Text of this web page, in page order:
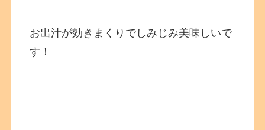
お出汁が効きまくりでしみじみ美味しいで
す！